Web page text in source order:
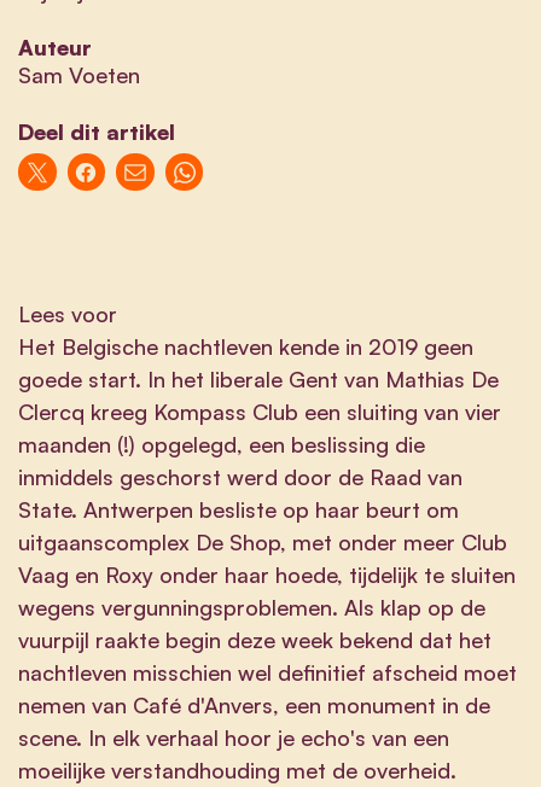
Auteur
Sam Voeten
Deel dit artikel
Lees voor
Het Belgische nachtleven kende in 2019 geen
goede start. In het liberale Gent van Mathias De
Clercq kreeg Kompass Club een sluiting van vier
maanden (!) opgelegd, een beslissing die
inmiddels geschorst werd door de Raad van
State. Antwerpen besliste op haar beurt om
uitgaanscomplex De Shop, met onder meer Club
Vaag en Roxy onder haar hoede, tijdelijk te sluiten
wegens vergunningsproblemen. Als klap op de
vuurpijl raakte begin deze week bekend dat het
nachtleven misschien wel definitief afscheid moet
nemen van Café d'Anvers, een monument in de
scene. In elk verhaal hoor je echo's van een
moeilijke verstandhouding met de overheid.